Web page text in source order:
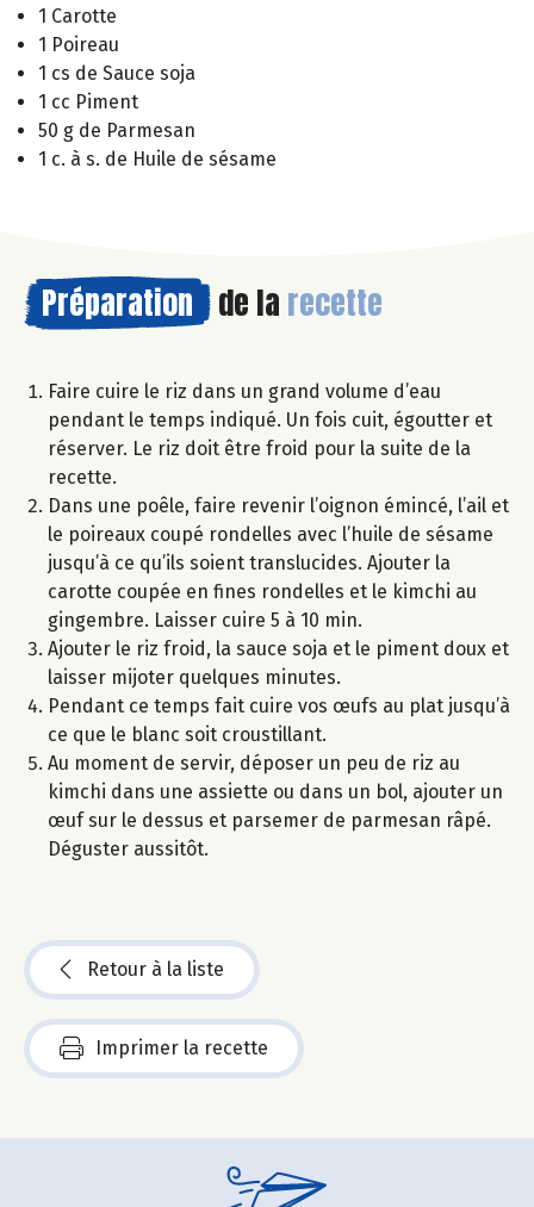
1 Carotte
1 Poireau
1 cs de Sauce soja
1 cc Piment
50 g de Parmesan
1 c. à s. de Huile de sésame
Préparation de la recette
Faire cuire le riz dans un grand volume d’eau
pendant le temps indiqué. Un fois cuit, égoutter et
réserver. Le riz doit être froid pour la suite de la
recette.
Dans une poêle, faire revenir l’oignon émincé, l’ail et
le poireaux coupé rondelles avec l’huile de sésame
jusqu’à ce qu’ils soient translucides. Ajouter la
carotte coupée en fines rondelles et le kimchi au
gingembre. Laisser cuire 5 à 10 min.
Ajouter le riz froid, la sauce soja et le piment doux et
laisser mijoter quelques minutes.
Pendant ce temps fait cuire vos œufs au plat jusqu’à
ce que le blanc soit croustillant.
Au moment de servir, déposer un peu de riz au
kimchi dans une assiette ou dans un bol, ajouter un
œuf sur le dessus et parsemer de parmesan râpé.
Déguster aussitôt.
Retour à la liste
Imprimer la recette